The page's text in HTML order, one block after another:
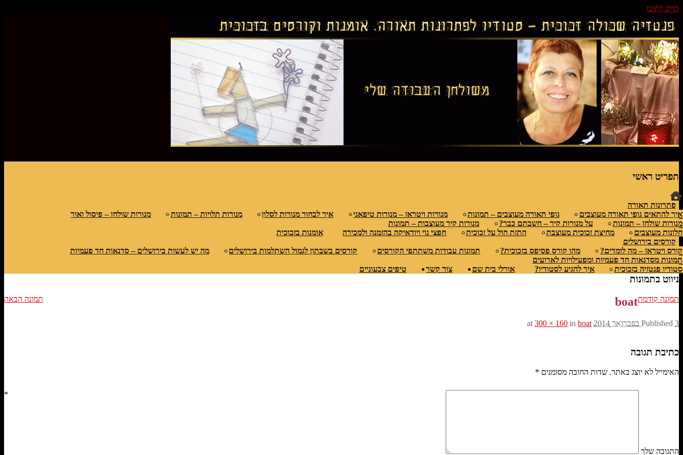
לדלג לתוכן
פנטזיה – פתרונות תאורה וסטודיו לויטראז
גופי תאורה אומנותיים בעבודת יד, ויטראזים לחלונות ולמחיצות דקורטיביות, קורסים בויטראז ובפסיפס
תפריט ראשי
פתרונות תאורה
איך להתאים גופי תאורה מעוצבים
גופי תאורה מעוצבים – תמונות מנורות ויטראז – מנורות טיפאני איך לבחור מנורות לסלון מנורות תלויות – תמונות
מנורות שולחן – פיסול ואור
מנורות שולחן – תמונות
על מנורות קיר – חשבתם כבר?
מנורות קיר מעוצבות – תמונות
אומנות בזכוכית
חלונות מעוצבים מחיצת זכוכית מעוצבת התזת חול על זכוכית
חפצי נוי ויודאיקה בהזמנה ולמכירה
קורסים בירושלים
קורס ויטראז – מה לומדים?
מהו קורס פסיפס בזכוכית? תמונות עבודות משתתפי הקורסים קורסים בשבתון לגמול השתלמות בירושלים
מה יש לעשות בירושלים – סדנאות חד פעמיות
תמונות מסדנאות חד פעמיות ומפעילויות לארועים
אורלי בית שם
סטודיו פנטזיה בזכוכית איך להגיע לסטודיו? צור קשר טיפים צבעוניים
ניווט בתמונות
תמונה קודמת תמונה הבאה boat
Published 3 בפברואר 2014 300 × 160 in boat
כתיבת תגובה
האימייל לא יוצג באתר. שדות החובה מסומנים *
התגובה שלך
*